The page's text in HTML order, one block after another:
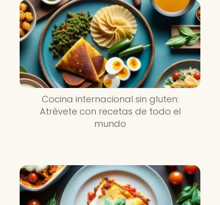
Cocina internacional sin gluten:
Atrévete con recetas de todo el
mundo